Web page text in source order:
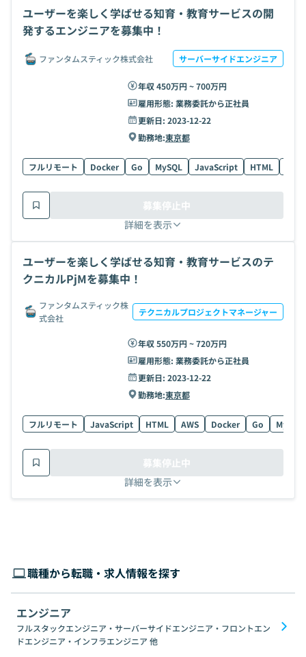
ユーザーを楽しく学ばせる知育・教育サービスの開
発するエンジニアを募集中！
ファンタムスティック株式会社 サーバーサイドエンジニア
年収 450万円 ~ 700万円
雇用形態: 業務委託から正社員
更新日: 2023-12-22
勤務地:東京都
フルリモート Docker Go MySQL JavaScript HTML
詳細を表示
募集停止中
ユーザーを楽しく学ばせる知育・教育サービスのテ
クニカルPjMを募集中！
ファンタムスティック株
式会社
テクニカルプロジェクトマネージャー
年収 550万円 ~ 720万円
雇用形態: 業務委託から正社員
更新日: 2023-12-22
勤務地:東京都
フルリモート JavaScript HTML AWS Docker Go MySQL
詳細を表示
募集停止中
職種から転職・求人情報を探す
エンジニア
フルスタックエンジニア・サーバーサイドエンジニア・フロントエン
ドエンジニア・インフラエンジニア 他